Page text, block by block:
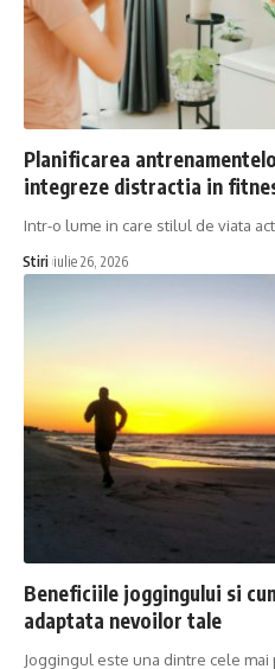
Planificarea
integreze distractia in
Intr-o lume in care stilul de viata
Stiri iulie 26, 2026
Beneficiile joggingului si
adaptata nevoilor tale
Joggingul este una dintre cele